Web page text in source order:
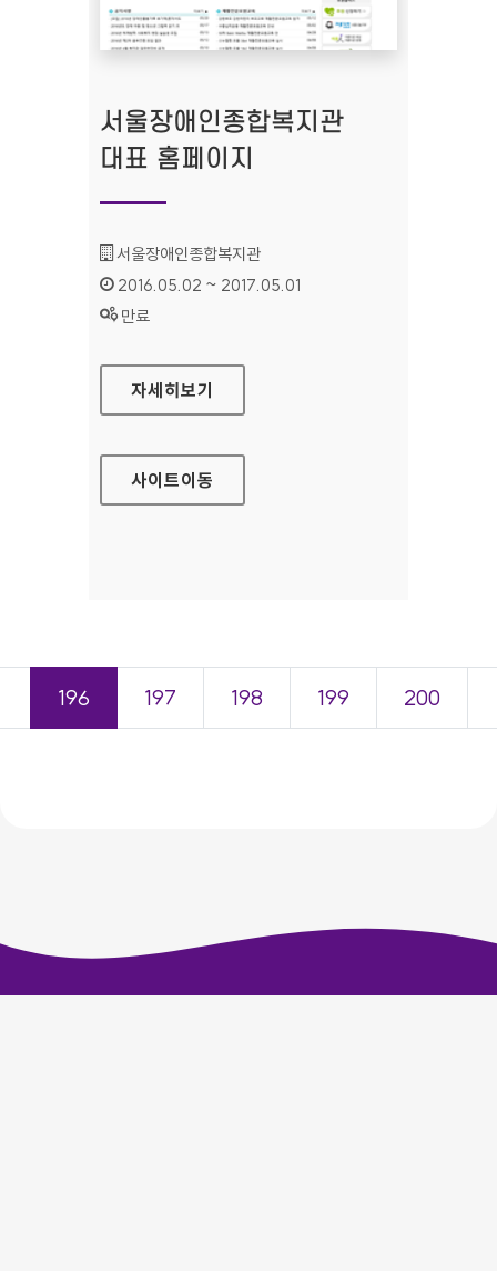
서울장애인종합복지관
대표 홈페이지
기관명 :
서울장애인종합복지관
인증기간 :
2016.05.02 ~ 2017.05.01
상태 :
만료
서울장애인종합복지관 대표 홈페이지
자세히보기
사이트이동
196 197 198 199 200